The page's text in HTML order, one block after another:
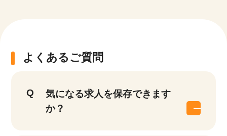
よくあるご質問
気になる求人を保存できます
か？